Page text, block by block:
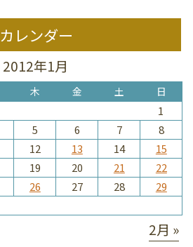
カレンダー
2012年1月
木 金 土 日
1
5 6 7
8
12 13 14
15
19 20 21
22
26 27 28
29
2月 »